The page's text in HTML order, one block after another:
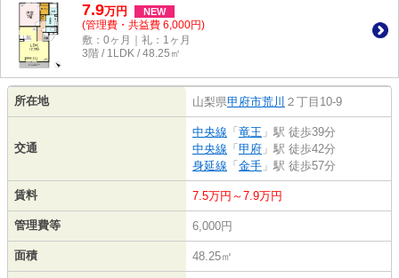
7.9万円 NEW
(管理費・共益費 6,000円)
敷：0ヶ月｜礼：1ヶ月
3階 / 1LDK / 48.25㎡
所在地 山梨県甲府市荒川 ２丁目10-9
交通
中央線 「 竜王 」駅 徒歩39分
中央線 「 甲府 」駅 徒歩42分
身延線 「 金手 」駅 徒歩57分
賃料 7.5万円～7.9万円
管理費等 6,000円
面積 48.25㎡